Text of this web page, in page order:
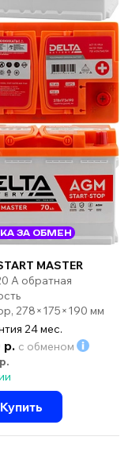
ЗА ОБМЕН
MASTER
А обратная
278×175×190 мм
24 мес.
р. с обменом
Купить